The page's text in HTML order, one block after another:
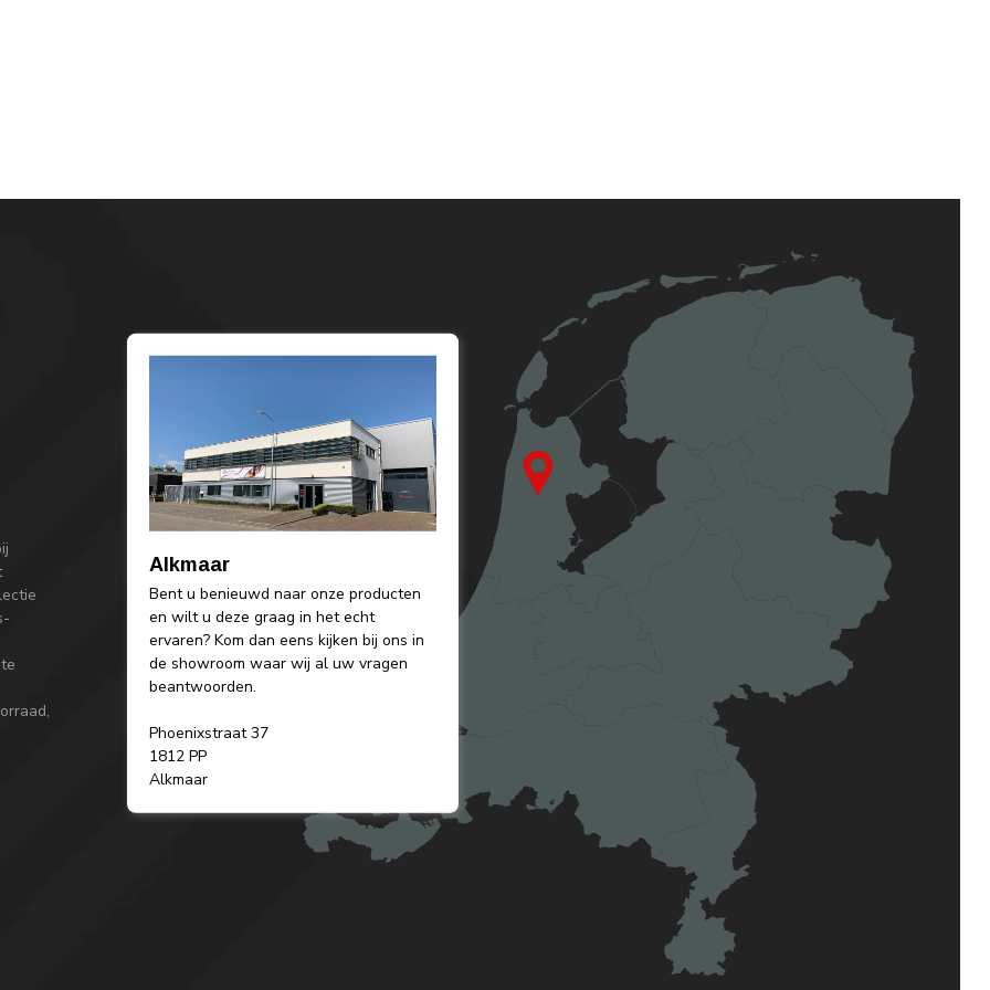
Alkmaar
Bent u benieuwd naar onze producten
en wilt u deze graag in het echt
ervaren? Kom dan eens kijken bij ons in
de showroom waar wij al uw vragen
beantwoorden.
Phoenixstraat 37
1812 PP
Alkmaar